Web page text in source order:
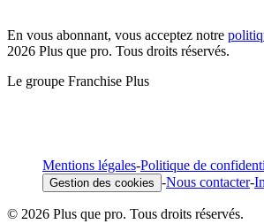
En vous abonnant, vous acceptez notre
2026 Plus que pro. Tous droits réservés.
Le groupe Franchise Plus
Mentions légales-Politique de
Gestion des cookies -Nous contacter-
© 2026 Plus que pro. Tous droits réservés.